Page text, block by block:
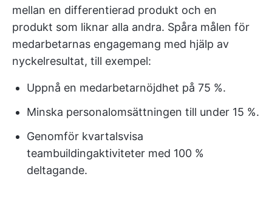
mellan en differentierad produkt och en
produkt som liknar alla andra. Spåra målen för
medarbetarnas engagemang med hjälp av
nyckelresultat, till exempel:
Uppnå en medarbetarnöjdhet på 75 %.
Minska personalomsättningen till under 15 %.
Genomför kvartalsvisa
teambuildingaktiviteter med 100 %
deltagande.